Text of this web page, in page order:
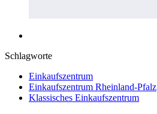
Schlagworte
Einkaufszentrum
Einkaufszentrum Rheinland-Pfalz
Klassisches Einkaufszentrum